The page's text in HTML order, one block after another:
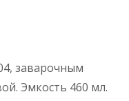
заварочным
Эмкость 460 мл.